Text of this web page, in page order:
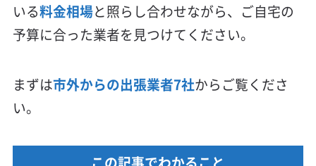
いる料金相場と照らし合わせながら、ご自宅の
予算に合った業者を見つけてください。
まずは市外からの出張業者7社からご覧くださ
い。